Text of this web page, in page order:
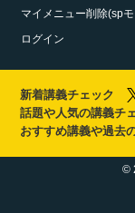
マイメニュー削除(sp
ログイン
新着講義チェック
話題や人気の講義チ
おすすめ講義や過去
©